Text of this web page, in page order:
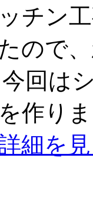
チン
ので
回は
作り
細を